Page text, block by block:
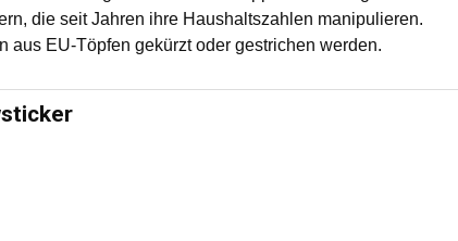
die seit Jahren ihre Haushaltszahlen manipulieren.
EU-Töpfen gekürzt oder gestrichen werden.